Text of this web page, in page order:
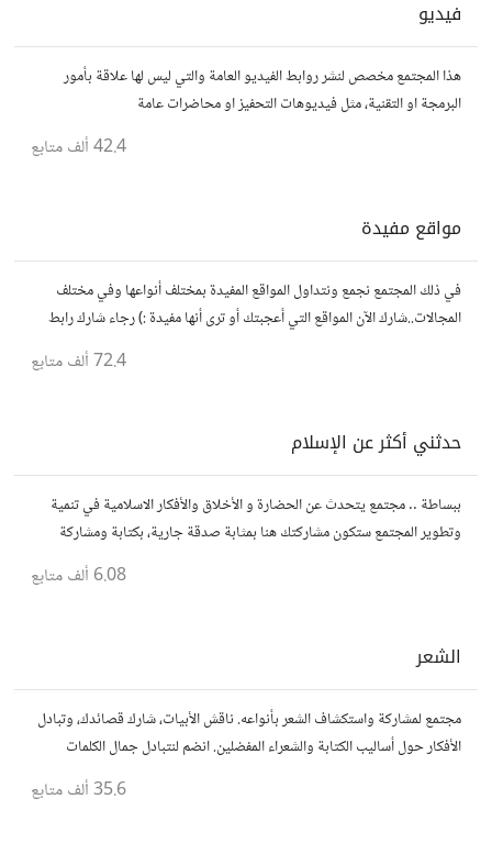
فيديو
هذا المجتمع مخصص لنشر روابط الفيديو العامة والتي ليس لها علاقة بأمور
البرمجة او التقنية، مثل فيديوهات التحفيز او محاضرات عامة
42.4 ألف متابع
مواقع مفيدة
في ذلك المجتمع نجمع ونتداول المواقع المفيدة بمختلف أنواعها وفي مختلف
المجالات..شارك الآن المواقع التي أعجبتك أو ترى أنها مفيدة :) رجاء شارك رابط
72.4 ألف متابع
حدثني أكثر عن الإسلام
ببساطة .. مجتمع يتحدث عن الحضارة و الأخلاق والأفكار الاسلامية في تنمية
وتطوير المجتمع ستكون مشاركتك هنا بمثابة صدقة جارية، بكتابة ومشاركة
6.08 ألف متابع
الشعر
مجتمع لمشاركة واستكشاف الشعر بأنواعه. ناقش الأبيات، شارك قصائدك، وتبادل
الأفكار حول أساليب الكتابة والشعراء المفضلين. انضم لنتبادل جمال الكلمات
35.6 ألف متابع